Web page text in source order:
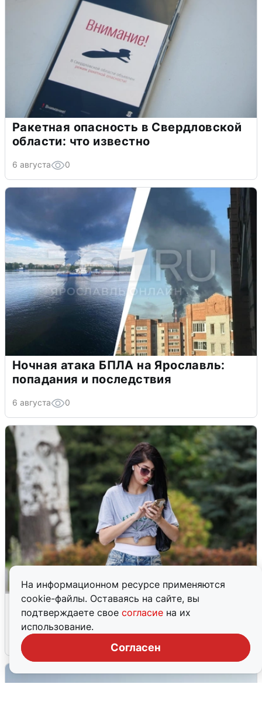
На информационном ресурсе применяются
cookie-файлы. Оставаясь на сайте, вы
подтверждаете свое согласие на их
использование.
Согласен
Ракетная опасность в Свердловской
области: что известно
6 августа 0
Ночная атака БПЛА на Ярославль:
попадания и последствия
6 августа 0
Волгоградцы остались без
мобильного интернета
6 августа